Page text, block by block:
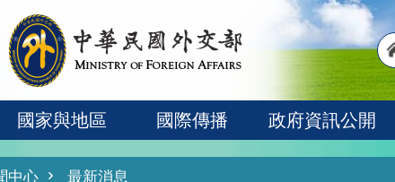
國家與地區 國際傳播 政府資訊公開
中心 最新消息